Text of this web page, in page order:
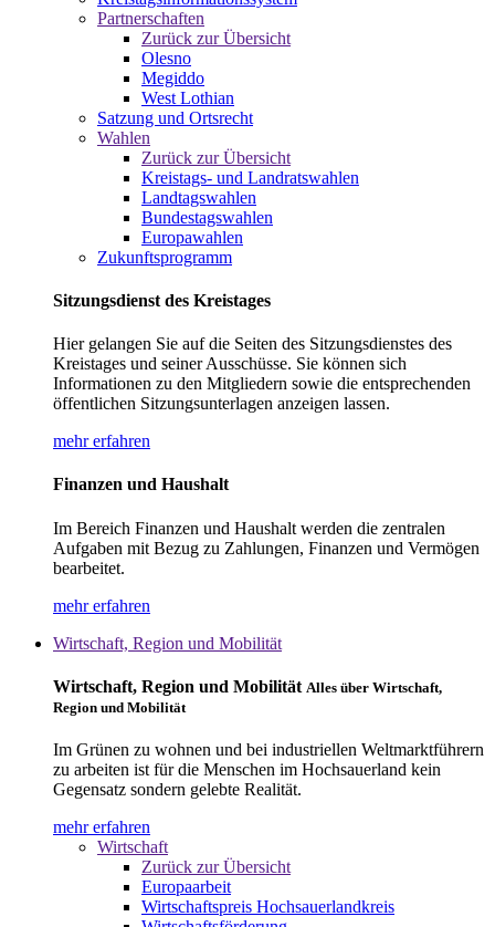
Partnerschaften
Zurück zur Übersicht
Olesno
Megiddo
West Lothian
Satzung und Ortsrecht
Wahlen
Zurück zur Übersicht
Kreistags- und Landratswahlen
Landtagswahlen
Bundestagswahlen
Europawahlen
Zukunftsprogramm
Sitzungsdienst des Kreistages
Hier gelangen Sie auf die Seiten des Sitzungsdienstes des
Kreistages und seiner Ausschüsse. Sie können sich
Informationen zu den Mitgliedern sowie die entsprechenden
öffentlichen Sitzungsunterlagen anzeigen lassen.
mehr erfahren
Finanzen und Haushalt
Im Bereich Finanzen und Haushalt werden die zentralen
Aufgaben mit Bezug zu Zahlungen, Finanzen und Vermögen
bearbeitet.
mehr erfahren
Wirtschaft, Region und Mobilität
Wirtschaft, Region und Mobilität Alles über Wirtschaft,
Region und Mobilität
Im Grünen zu wohnen und bei industriellen Weltmarktführern
zu arbeiten ist für die Menschen im Hochsauerland kein
Gegensatz sondern gelebte Realität.
mehr erfahren
Wirtschaft
Zurück zur Übersicht
Europaarbeit
Wirtschaftspreis Hochsauerlandkreis